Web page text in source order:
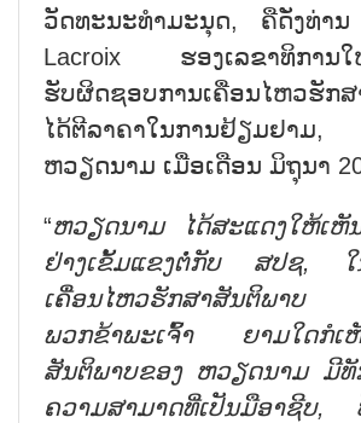
ວັດທະນະທຳມະນຸດ, ຄືດັ່ງທ່ານ
Lacroix ຮອງເລຂາທິກ
ຮັບຜິດຊອບການເຄື່ອນໄຫວຮັກ
ໄດ້ຕີລາຄາໃນການຢ້ຽມຢາ
ຫວຽດນາມ ເມື່ອເດືອນ ມິຖຸນາ
“ຫວຽດນາມ ໄດ້ສະແດງໃຫ້ເຫັ
ຢ່າງເຂັ້ມແຂງຕໍ່ກັບ
ສປຊ, ໃ
ເຄື່ອນໄຫວຮັກສາສັນຕິພາບ
ພວກຂ້າພະເຈົ້າ ຍາມໃດກໍເຫັ
ສັນຕິພາບຂອງ ຫວຽດນາມ ມີທັ
ຄວາມສາມາດທີ່ເປັນມືອາຊີບ,